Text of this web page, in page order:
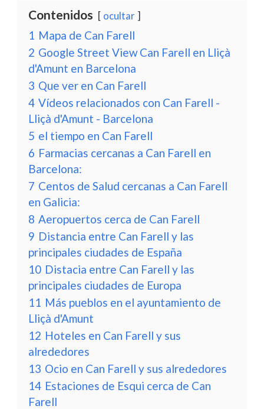
Contenidos ocultar
1 Mapa de Can Farell
2 Google Street View Can Farell en Lliçà
d'Amunt en Barcelona
3 Que ver en Can Farell
4 Vídeos relacionados con Can Farell -
Lliçà d'Amunt - Barcelona
5 el tiempo en Can Farell
6 Farmacias cercanas a Can Farell en
Barcelona:
7 Centos de Salud cercanas a Can Farell
en Galicia:
8 Aeropuertos cerca de Can Farell
9 Distancia entre Can Farell y las
principales ciudades de España
10 Distacia entre Can Farell y las
principales ciudades de Europa
11 Más pueblos en el ayuntamiento de
Lliçà d'Amunt
12 Hoteles en Can Farell y sus
alrededores
13 Ocio en Can Farell y sus alrededores
14 Estaciones de Esqui cerca de Can
Farell